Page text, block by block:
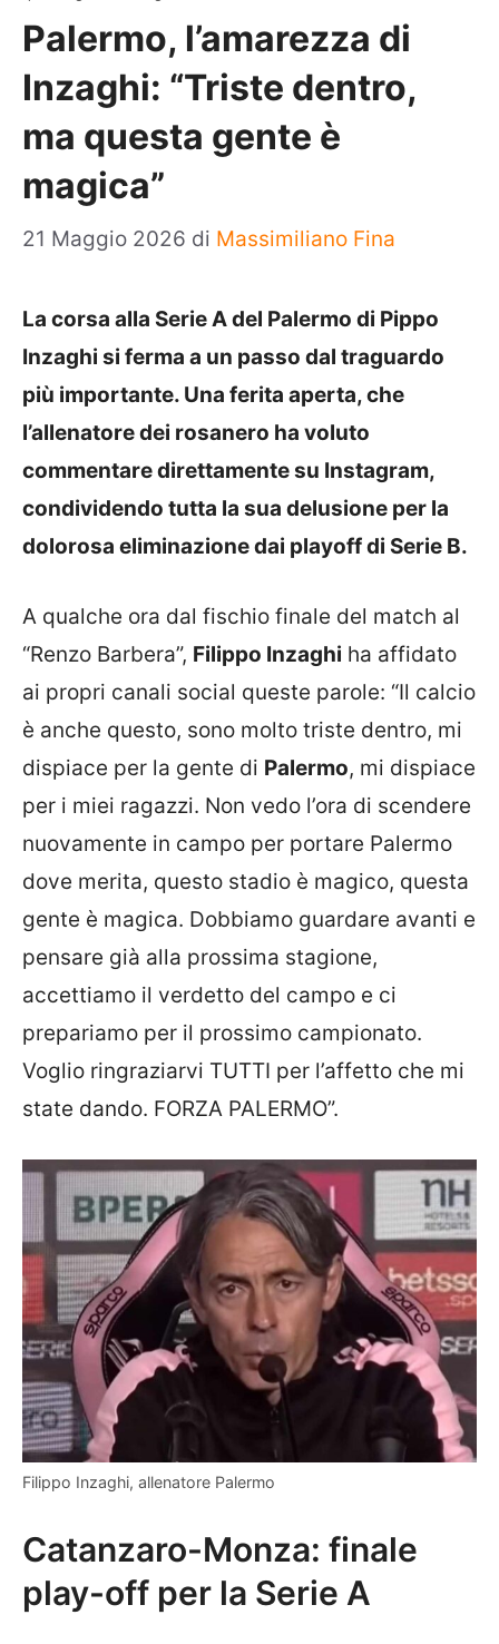
Palermo, l’amarezza di
Inzaghi: “Triste dentro,
ma questa gente è
magica”
21 Maggio 2026 di Massimiliano Fina
La corsa alla Serie A del Palermo di Pippo
Inzaghi si ferma a un passo dal traguardo
più importante. Una ferita aperta, che
l’allenatore dei rosanero ha voluto
commentare direttamente su Instagram,
condividendo tutta la sua delusione per la
dolorosa eliminazione dai playoff di Serie B.
A qualche ora dal fischio finale del match al
“Renzo Barbera”, Filippo Inzaghi ha affidato
ai propri canali social queste parole: “Il calcio
è anche questo, sono molto triste dentro, mi
dispiace per la gente di Palermo, mi dispiace
per i miei ragazzi. Non vedo l’ora di scendere
nuovamente in campo per portare Palermo
dove merita, questo stadio è magico, questa
gente è magica. Dobbiamo guardare avanti e
pensare già alla prossima stagione,
accettiamo il verdetto del campo e ci
prepariamo per il prossimo campionato.
Voglio ringraziarvi TUTTI per l’affetto che mi
state dando. FORZA PALERMO”.
Filippo Inzaghi, allenatore Palermo
Catanzaro-Monza: finale
play-off per la Serie A